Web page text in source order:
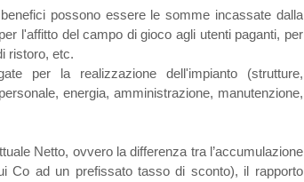
possono essere le somme incassate dalla
l'affitto del campo di gioco agli utenti paganti, per
ristoro, etc.
per la realizzazione dell'impianto (strutture,
energia, amministrazione, manutenzione,
Netto, ovvero la differenza tra l’accumulazione
Co ad un prefissato tasso di sconto), il rapporto